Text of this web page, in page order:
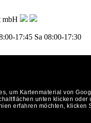
um Kartenmaterial von
unten klicken oder
erfahren möchten,
mbH
17:45 Sa 08:00-17:30